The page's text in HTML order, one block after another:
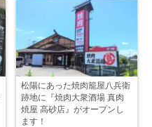
松陽にあった焼肉籠屋八兵衛
跡地に『焼肉大衆酒場 真肉
焼屋 高砂店』がオープンし
ます！